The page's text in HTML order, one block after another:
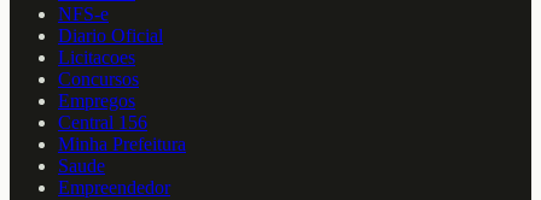
NFS-e
Diario Oficial
Licitacoes
Concursos
Empregos
Central 156
Minha Prefeitura
Saude
Empreendedor